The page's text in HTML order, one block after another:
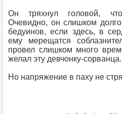
Он тряхнул головой,
Очевидно, он слишком
бедуинов, если здесь, в
ему мерещатся
провел слишком много
желал эту девчонку-сорванца.
Но напряжение в паху не